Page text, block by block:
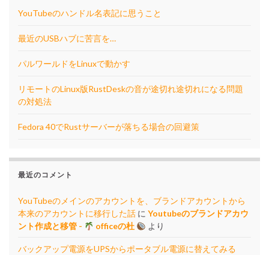
YouTubeのハンドル名表記に思うこと
最近のUSBハブに苦言を…
パルワールドをLinuxで動かす
リモートのLinux版RustDeskの音が途切れ途切れになる問題
の対処法
Fedora 40でRustサーバーが落ちる場合の回避策
最近のコメント
YouTubeのメインのアカウントを、ブランドアカウントから
本来のアカウントに移行した話 に Youtubeのブランドアカウ
ント作成と移管 -
officeの杜 より
バックアップ電源をUPSからポータブル電源に替えてみる